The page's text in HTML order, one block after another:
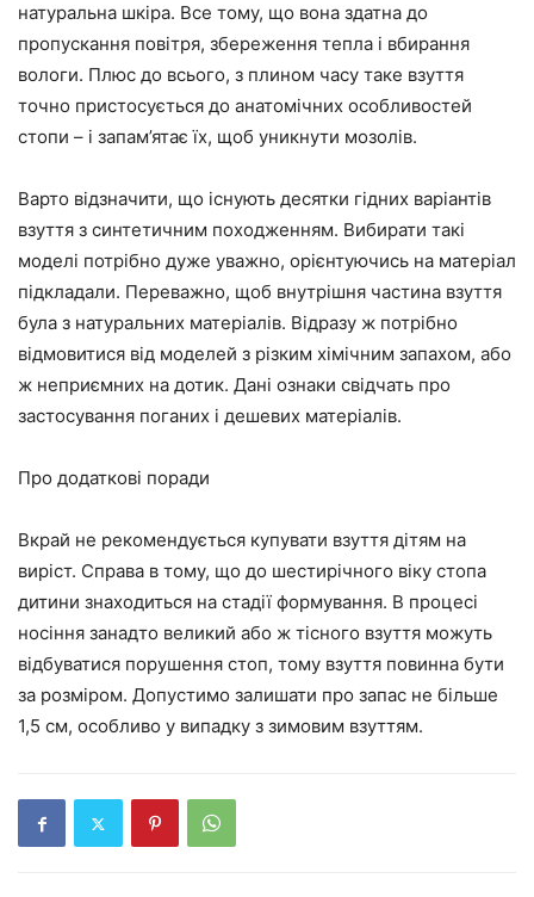
натуральна шкіра. Все тому, що вона здатна до
пропускання повітря, збереження тепла і вбирання
вологи. Плюс до всього, з плином часу таке взуття
точно пристосується до анатомічних особливостей
стопи – і запам’ятає їх, щоб уникнути мозолів.
Варто відзначити, що існують десятки гідних варіантів
взуття з синтетичним походженням. Вибирати такі
моделі потрібно дуже уважно, орієнтуючись на матеріал
підкладали. Переважно, щоб внутрішня частина взуття
була з натуральних матеріалів. Відразу ж потрібно
відмовитися від моделей з різким хімічним запахом, або
ж неприємних на дотик. Дані ознаки свідчать про
застосування поганих і дешевих матеріалів.
Про додаткові поради
Вкрай не рекомендується купувати взуття дітям на
виріст. Справа в тому, що до шестирічного віку стопа
дитини знаходиться на стадії формування. В процесі
носіння занадто великий або ж тісного взуття можуть
відбуватися порушення стоп, тому взуття повинна бути
за розміром. Допустимо залишати про запас не більше
1,5 см, особливо у випадку з зимовим взуттям.